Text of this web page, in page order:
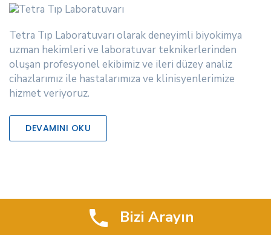
Tetra Tıp Laboratuvarı olarak deneyimli biyokimya
uzman hekimleri ve laboratuvar teknikerlerinden
oluşan profesyonel ekibimiz ve ileri düzey analiz
cihazlarımız ile hastalarımıza ve klinisyenlerimize
hizmet veriyoruz.
DEVAMINI OKU
Bizi Arayın